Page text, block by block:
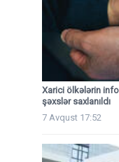
Xarici ölkələrin
şəxslər saxlanıldı
7 Avqust 17:52